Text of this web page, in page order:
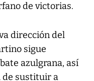
de victorias.
dirección del
sigue
azulgrana, así
de sustituir a